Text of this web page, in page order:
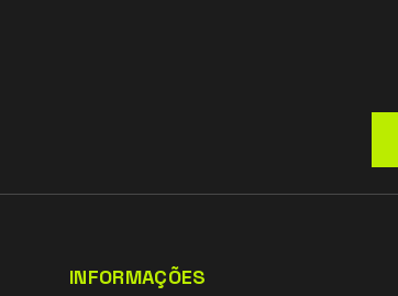
INFORMAÇÕES